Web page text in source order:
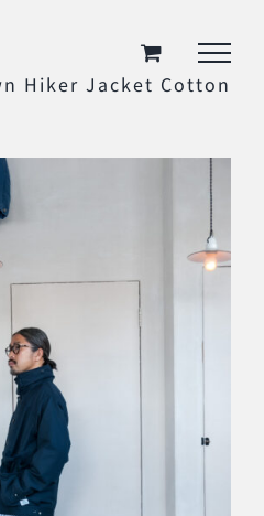
Hiker Jacket Cotton